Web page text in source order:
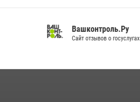
Вашконтроль.Ру
Сайт отзывов о госуслугах